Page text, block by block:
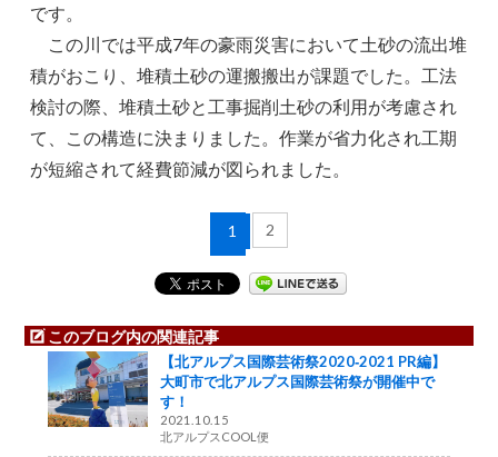
です。
この川では平成7年の豪雨災害において土砂の流出堆
積がおこり、堆積土砂の運搬搬出が課題でした。工法
検討の際、堆積土砂と工事掘削土砂の利用が考慮され
て、この構造に決まりました。作業が省力化され工期
が短縮されて経費節減が図られました。
1 2
このブログ内の関連記事
【北アルプス国際芸術祭2020‐2021 PR編】
大町市で北アルプス国際芸術祭が開催中で
す！
2021.10.15
北アルプスCOOL便